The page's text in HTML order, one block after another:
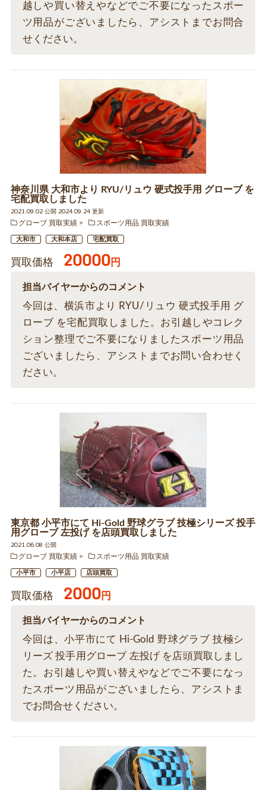
越しや買い替えやなどでご不要になったスポー
ツ用品がございましたら、アシストまでお問合
せください。
神奈川県 大和市より RYU/リュウ 硬式投手用 グローブ を
宅配買取しました
2021.09.02 公開 2024.09.24 更新
グローブ 買取実績
スポーツ用品 買取実績
大和市 大和本店 宅配買取
買取価格 20000円
担当バイヤーからのコメント
今回は、横浜市より RYU/リュウ 硬式投手用 グ
ローブ を宅配買取しました。お引越しやコレク
ション整理でご不要になりましたスポーツ用品
ございましたら、アシストまでお問い合わせく
ださい。
東京都 小平市にて Hi-Gold 野球グラブ 技極シリーズ 投手
用グローブ 左投げ を店頭買取しました
2021.06.08 公開
グローブ 買取実績
スポーツ用品 買取実績
小平市 小平店 店頭買取
買取価格 2000円
担当バイヤーからのコメント
今回は、小平市にて Hi-Gold 野球グラブ 技極シ
リーズ 投手用グローブ 左投げ を店頭買取しまし
た。お引越しや買い替えやなどでご不要になっ
たスポーツ用品がございましたら、アシストま
でお問合せください。